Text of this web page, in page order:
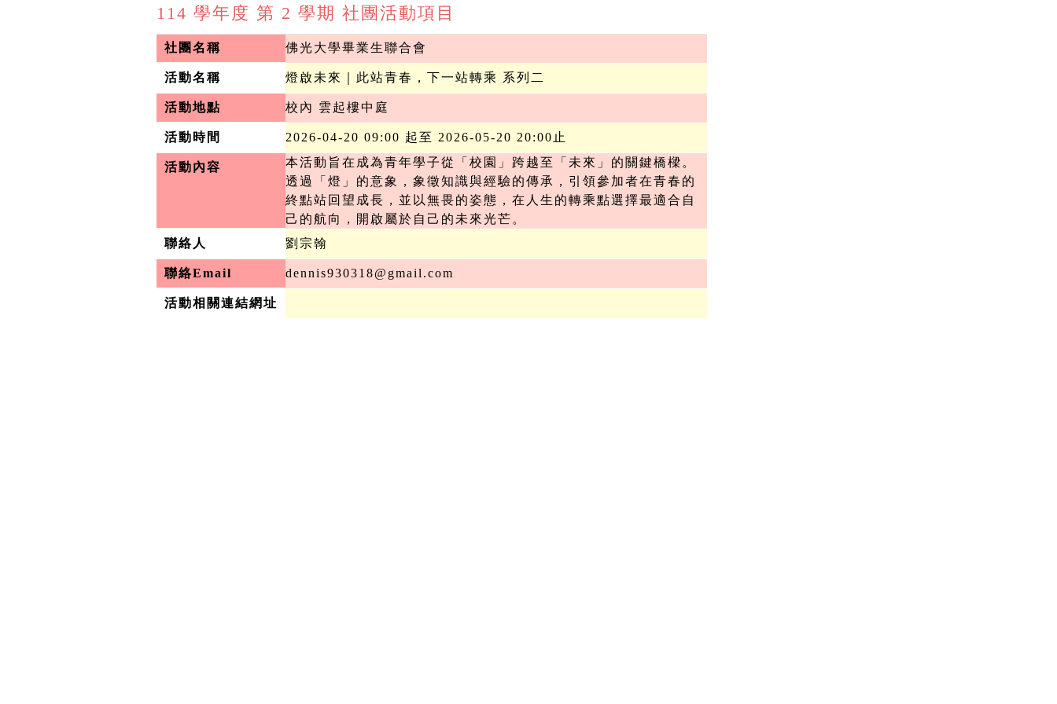
114 學年度 第 2 學期 社團活動項目
社團名稱 佛光大學畢業生聯合會
活動名稱 燈啟未來｜此站青春，下一站轉乘 系列二
活動地點 校內 雲起樓中庭
活動時間 2026-04-20 09:00 起至 2026-05-20 20:00止
活動內容
本活動旨在成為青年學子從「校園」跨越至「未來」的關鍵橋樑。
透過「燈」的意象，象徵知識與經驗的傳承，引領參加者在青春的
終點站回望成長，並以無畏的姿態，在人生的轉乘點選擇最適合自
己的航向，開啟屬於自己的未來光芒。
聯絡人
劉宗翰
聯絡Email dennis930318@gmail.com
活動相關連結網址